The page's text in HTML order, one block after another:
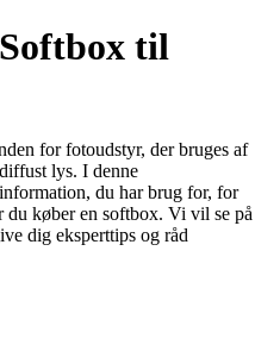
til
for fotoudstyr, der bruges af
lys. I denne
du har brug for, for
køber en softbox. Vi vil se på
dig eksperttips og råd